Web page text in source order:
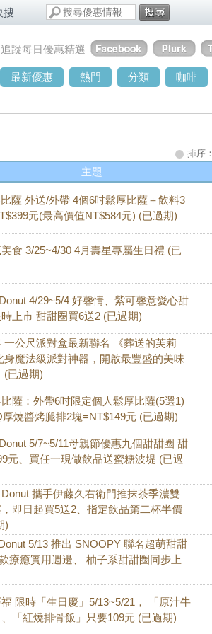
搜
追蹤每日優惠精選
最新優惠 熱門 分類 咖啡
排序：
主題
薩 外送/外帶 4個6吋鬆厚比薩＋飲料3
元(最高價值NT$584元) (已過期)
食 3/25~4/30 4月壽星專屬生日禮 (已
4/29~5/4 好馨情、紫可馨意愛心甜
上市 甜甜圈買6送2 (已過期)
一公尺派對盒最新聯名 《葬送的芙莉
身魔法級派對神器，開啟最豐盛的美味
(已過期)
薩：外帶6吋限定個人鬆厚比薩(5選1)
厚燒醬烤腿排2塊=NT$149元 (已過期)
5/7~5/11母親節優惠九個甜甜圈 甜
元、買任一現做飲品送蜜糖波堤 (已過
Donut 攜手伊藤久右衛門推抹茶季濃雙
即日起買5送2、指定飲品第二杯半價
)
5/13 推出 SNOOPY 聯名超萌甜甜
療癒實用週邊、 柚子系甜甜圈同步上
限時「生日慶」5/13~5/21， 「原汁牛
「紅燒排骨飯」只要109元 (已過期)